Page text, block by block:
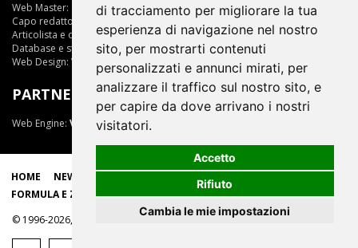
di tracciamento per migliorare la tua
esperienza di navigazione nel nostro
sito, per mostrarti contenuti
personalizzati e annunci mirati, per
analizzare il traffico sul nostro sito, e
per capire da dove arrivano i nostri
visitatori.
Accetto
Rifiuto
Cambia le mie impostazioni
Web Master:
Ing.Daniele Muscarella
Capo redattore:
Articolista e opinionista:Giuseppe Cianci
Database e statistiche:Marcella Toschi
Web Design: Vittorio Arena
PARTNER
Web Engine: ViDa 3.0
HOME NEWS CLASSIFICHE
FORMULA E ZONE
© 1996-2026, tutti i marchi appartengono ai rispettivi proprietari